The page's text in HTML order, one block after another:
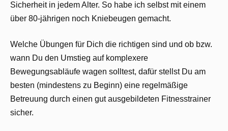
Sicherheit in jedem Alter. So habe ich selbst mit einem
über 80-jährigen noch Kniebeugen gemacht.
Welche Übungen für Dich die richtigen sind und ob bzw.
wann Du den Umstieg auf komplexere
Bewegungsabläufe wagen solltest, dafür stellst Du am
besten (mindestens zu Beginn) eine regelmäßige
Betreuung durch einen gut ausgebildeten Fitnesstrainer
sicher.